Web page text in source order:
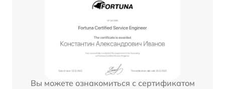
Вы можете ознакомиться с сертификатом